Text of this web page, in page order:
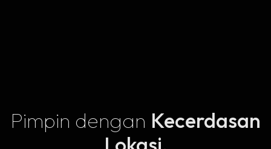
Pimpin dengan Kecerdasan